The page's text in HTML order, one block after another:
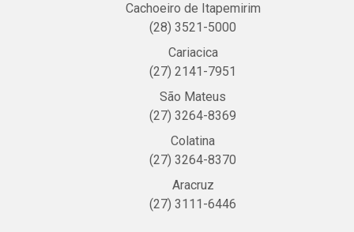
Cachoeiro de Itapemirim
(28) 3521-5000
Cariacica
(27) 2141-7951
São Mateus
(27) 3264-8369
Colatina
(27) 3264-8370
Aracruz
(27) 3111-6446